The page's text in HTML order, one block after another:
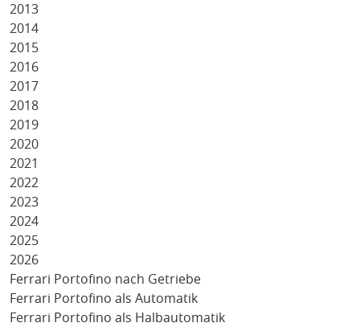
2013
2014
2015
2016
2017
2018
2019
2020
2021
2022
2023
2024
2025
2026
Ferrari Portofino nach Getriebe
Ferrari Portofino als Automatik
Ferrari Portofino als Halbautomatik